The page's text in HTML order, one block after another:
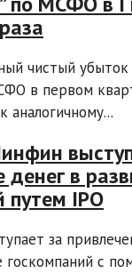
чистый
в первом
аналогичному...
денег в
путем IPO
за
госкомпаний с